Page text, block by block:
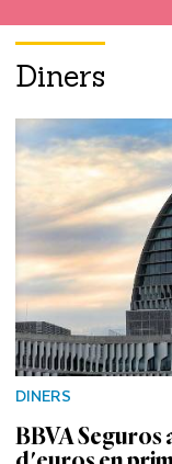
Diners
DINERS
BBVA Seguros